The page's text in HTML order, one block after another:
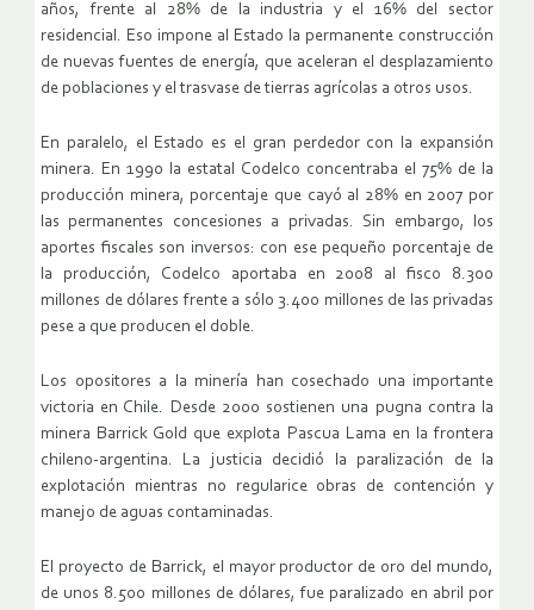
años, frente al 28% de la industria y el 16% del sector
residencial. Eso impone al Estado la permanente construcción
de nuevas fuentes de energía, que aceleran el desplazamiento
de poblaciones y el trasvase de tierras agrícolas a otros usos.
En paralelo, el Estado es el gran perdedor con la expansión
minera. En 1990 la estatal Codelco concentraba el 75% de la
producción minera, porcentaje que cayó al 28% en 2007 por
las permanentes concesiones a privadas. Sin embargo, los
aportes fiscales son inversos: con ese pequeño porcentaje de
la producción, Codelco aportaba en 2008 al fisco 8.300
millones de dólares frente a sólo 3.400 millones de las privadas
pese a que producen el doble.
Los opositores a la minería han cosechado una importante
victoria en Chile. Desde 2000 sostienen una pugna contra la
minera Barrick Gold que explota Pascua Lama en la frontera
chileno-argentina. La justicia decidió la paralización de la
explotación mientras no regularice obras de contención y
manejo de aguas contaminadas.
El proyecto de Barrick, el mayor productor de oro del mundo,
de unos 8.500 millones de dólares, fue paralizado en abril por